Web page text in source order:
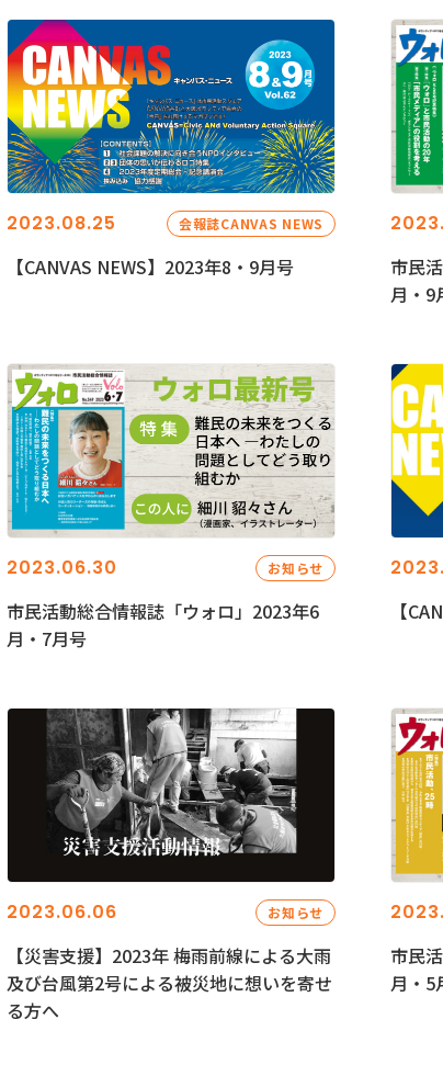
2023.08.25 会報誌CANVAS NEWS
【CANVAS NEWS】2023年8・9月号
市民
月・9
2023.06.30 お知らせ
市民活動総合情報誌「ウォロ」2023年6
月・7月号
【
2023.06.06 お知らせ
【災害支援】2023年 梅雨前線による大雨
及び台風第2号による被災地に想いを寄せ
る方へ
市民
月・5